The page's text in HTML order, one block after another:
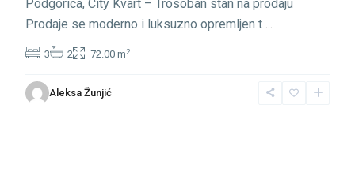
Podgorica, City Kvart – Trosoban stan na prodaju
Prodaje se moderno i luksuzno opremljen t ...
3 2 72.00 m2
Aleksa Žunjić